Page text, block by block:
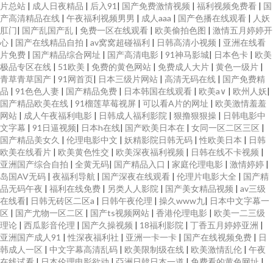
片总站 | 成人日夜精品 | 后入91 | 国产免费激情视频 | 福利视频免费看 | 国
产高清精品在线 | 午夜福利视频男男 | 成人aaa | 国产色播在线观看 | 人妖
肛门| 国产乱国产乱 | 免费一区在线观看 | 欧美偷拍色图 | 激情五月婷婷开
心 | 国产在线精品自拍 | av窝窝超碰福利 | 日韩高清小视频 | 亚洲在线看
片免费 | 国产精品综合网址 | 国产高清电影 | 91神马影城| 日本色卡 | 欧美
极品专区在线 | 51欧美 | 免费的黄色网站 | 免费成人大片 | 黄色一级片 |
青草青草国产 | 91网首页| 日本三级片网站 | 高清无码在线 | 国产免费精
品 | 91色色人妻 | 国产精品免费 | 日本韩国在线观看 | 欧美a∨ | 欧州人妖|
国产精品欧美在线 | 91榴莲草莓视屏 | 可以看A片的网址 | 欧美激情羞羞
网站 | 成人午夜福利电影 | 日韩成人福利影院 | 狠撸狠狠操 | 日韩电影中
文字幕 | 91日逼视频| 日本h在线| 国产欧美日本在 | 女同一区二区三区 |
国产精品美女久 | 伦理电影中文 | 妖精影院日韩无码 |性欧美日本 | 日韩
欧美在线看片 | 欧美黄色性交 | 欧美深夜福利视频 | 日韩在线不卡视频 |
亚洲国产综合自拍 | 全黄无码| 国产精品入口 | 家庭伦理电影 | 激情婷婷 |
岛国AV无码 | 夜福利导航 | 国产深夜在线观看 | 伦理片电影大全 | 国产精
品无码午夜 | 福利在线免费 | 另类人人影院 | 国产美女精品视频 | av三级
在线看| 日韩无砖区二区a | 日韩午夜伦理 | 操久www九| 日本中文字幕一
区 | 国产尤物一区二区 | 国产ts视频网站 | 香港伦理电影 | 欧美一二三级
理论 | 西瓜影音伦理 | 国产久操视频 | 18福利影院 | 丁香五月婷婷亚洲 |
亚洲国产成人91 |性深夜福利社 | 亚洲一卡一卡 | 国产在线视频免费 | 日
韩成人一区 | 中文字幕高清乱码 | 欧美限制级在线 | 欧美激情乱伦 | 午夜